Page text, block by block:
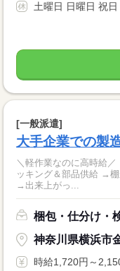
土曜日 日曜日 祝日
[一般派遣]
大手企業での製
＼軽作業なのに高時給／
ッキング＆部品供給 →棚か
→出来上がっ...
梱包・仕分け・
神奈川県横浜市
時給1,720円～